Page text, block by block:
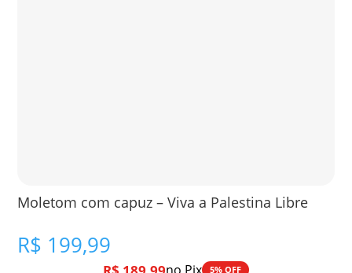
Moletom com capuz – Viva a Palestina Libre
R$ 199,99
5% OFF